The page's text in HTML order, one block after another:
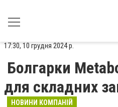
17:30, 10 грудня 2024 р.
Болгарки
для складних
НОВИНИ КОМПАНІЙ